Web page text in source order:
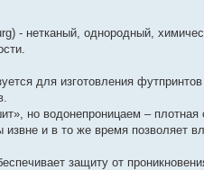
- нетканый, однородный,
для изготовления
но водонепроницаем – плотная
и в то же время позволяет
защиту от